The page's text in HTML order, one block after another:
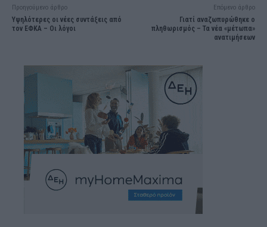
Προηγούμενο άρθρο
Υψηλότερες οι νέες συντάξεις από
τον ΕΦΚΑ – Οι λόγοι
Επόμενο άρθρο
Γιατί αναζωπυρώθηκε ο
πληθωρισμός – Τα νέα «μέτωπα»
ανατιμήσεων